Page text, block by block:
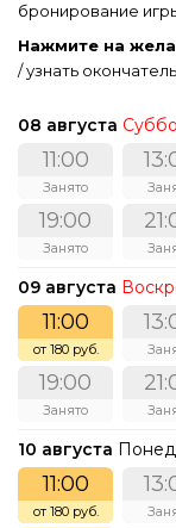
бронирование
Нажмите на
/ узнать
08 августа
11:00
Занято
19:00
Занято
09 августа
11:00
от 180 руб.
19:00
Занято
10 августа
11:00
от 180 руб.